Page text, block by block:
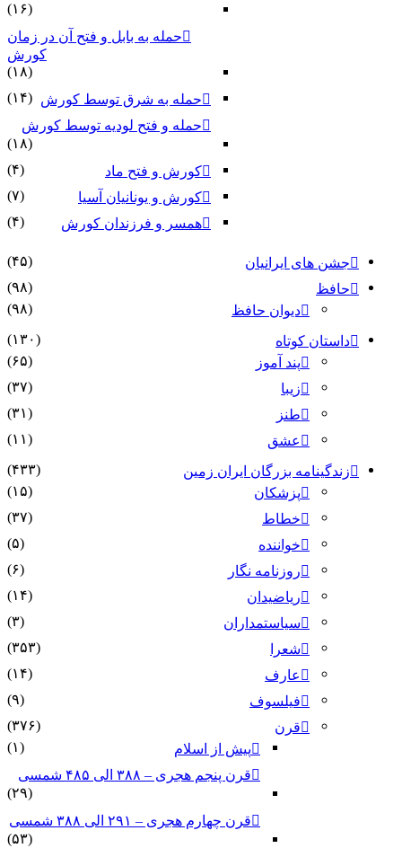
(۱۶)
حمله به بابل و فتح آن در زمان
کورش
(۱۸)
حمله به شرق توسط کورش (۱۴)
حمله و فتح لودیه توسط کورش
(۱۸)
کورش و فتح ماد
(۴)
کورش و یونانیان آسیا
(۷)
همسر و فرزندان کورش
(۴)
جشن های ایرانیان
(۴۵)
حافظ
(۹۸)
دیوان حافظ
(۹۸)
داستان کوتاه
(۱۳۰)
پند آموز
(۶۵)
زیبا
(۳۷)
طنز
(۳۱)
عشق
(۱۱)
زندگینامه بزرگان ایران زمین
(۴۳۳)
پزشکان
(۱۵)
خطاط
(۳۷)
خواننده
(۵)
روزنامه نگار
(۶)
ریاضیدان
(۱۴)
سیاستمداران
(۳)
شعرا
(۳۵۳)
عارف
(۱۴)
فیلسوف
(۹)
قرن
(۳۷۶)
پیش از اسلام
(۱)
قرن پنجم هجری – ۳۸۸ الی ۴۸۵ شمسی
(۲۹)
قرن چهارم هجری – ۲۹۱ الی ۳۸۸ شمسی
(۵۳)